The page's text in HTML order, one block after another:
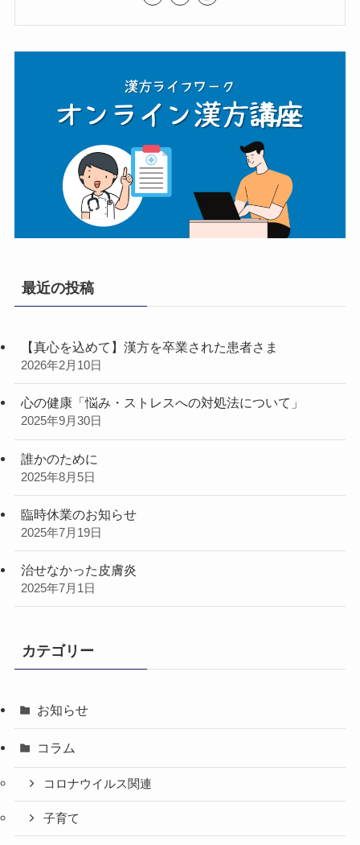
最近の投稿
【真心を込めて】漢方を卒業された患者さま
2026年2月10日
心の健康「悩み・ストレスへの対処法について」
2025年9月30日
誰かのために
2025年8月5日
臨時休業のお知らせ
2025年7月19日
治せなかった皮膚炎
2025年7月1日
カテゴリー
お知らせ
コラム
コロナウイルス関連
子育て